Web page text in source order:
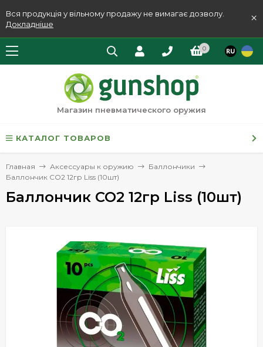
Вся продукція у вільному продажу не вимагає дозволу.
Докладніше
×
0
Магазин пневматического оружия
КАТАЛОГ ТОВАРОВ
Главная Аксессуары к оружию
Баллончики
Баллончик СО2 12гр Liss (10шт)
Баллончик СО2 12гр Liss (10шт)